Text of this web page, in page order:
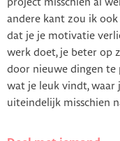
project misschien al
andere kant zou ik
dat je je motivatie
werk doet, je beter op
door nieuwe dingen te
wat je leuk vindt, waar
uiteindelijk misschien